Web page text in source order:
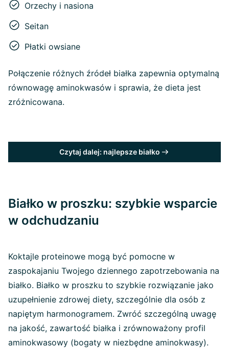
Orzechy i nasiona
Seitan
Płatki owsiane
Połączenie różnych źródeł białka zapewnia optymalną
równowagę aminokwasów i sprawia, że dieta jest
zróżnicowana.
Czytaj dalej: najlepsze białko
Białko w proszku: szybkie wsparcie
w odchudzaniu
Koktajle proteinowe mogą być pomocne w
zaspokajaniu Twojego dziennego zapotrzebowania na
białko. Białko w proszku to szybkie rozwiązanie jako
uzupełnienie zdrowej diety, szczególnie dla osób z
napiętym harmonogramem. Zwróć szczególną uwagę
na jakość, zawartość białka i zrównoważony profil
aminokwasowy (bogaty w niezbędne aminokwasy).